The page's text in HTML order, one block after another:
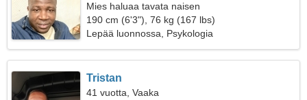
Mies haluaa tavata naisen
190 cm (6'3"), 76 kg (167 lbs)
Lepää luonnossa, Psykologia
Tristan
41 vuotta, Vaaka